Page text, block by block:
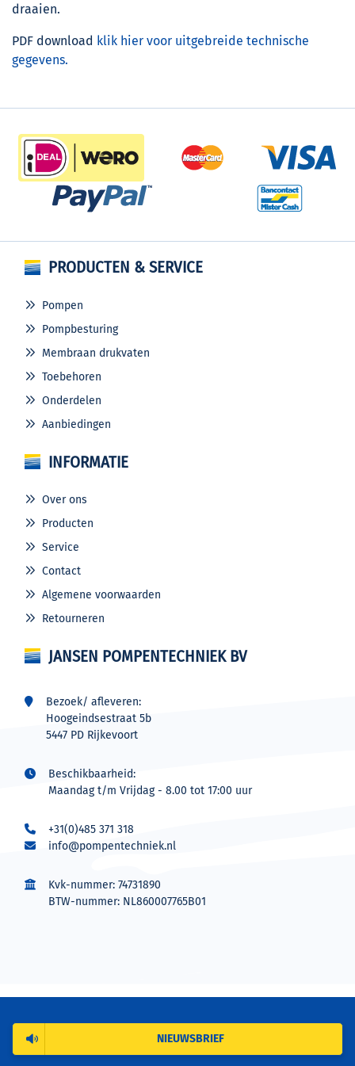
draaien.
PDF download klik hier voor uitgebreide technische
gegevens.
PRODUCTEN & SERVICE
Pompen
Pompbesturing
Membraan drukvaten
Toebehoren
Onderdelen
Aanbiedingen
INFORMATIE
Over ons
Producten
Service
Contact
Algemene voorwaarden
Retourneren
JANSEN POMPENTECHNIEK BV
Bezoek/ afleveren:
Hoogeindsestraat 5b
5447 PD Rijkevoort
Beschikbaarheid:
Maandag t/m Vrijdag - 8.00 tot 17:00 uur
+31(0)485 371 318
info@pompentechniek.nl
Kvk-nummer: 74731890
BTW-nummer: NL860007765B01
NIEUWSBRIEF